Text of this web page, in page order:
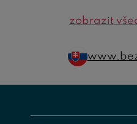
zobrazit